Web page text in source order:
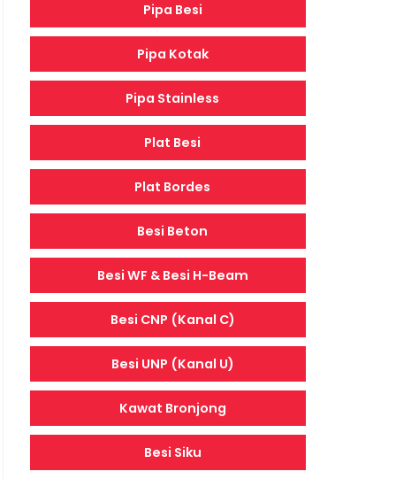
Pipa Besi
Pipa Kotak
Pipa Stainless
Plat Besi
Plat Bordes
Besi Beton
Besi WF & Besi H-Beam
Besi CNP (Kanal C)
Besi UNP (Kanal U)
Kawat Bronjong
Besi Siku